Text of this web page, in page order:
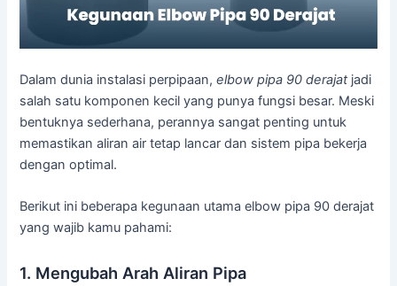
Dalam dunia instalasi perpipaan,elbow pipa 90 derajatjadi
salah satu komponen kecil yang punya fungsi besar. Meski
bentuknya sederhana, perannya sangat penting untuk
memastikan aliran air tetap lancar dan sistem pipa bekerja
dengan optimal.
Berikut ini beberapa kegunaan utama elbow pipa 90 derajat
yang wajib kamu pahami:
1. Mengubah Arah Aliran Pipa